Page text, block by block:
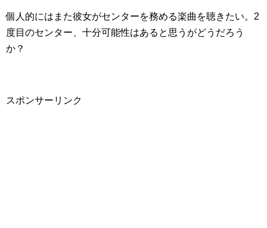
個人的にはまた彼女がセンターを務める楽曲を聴きたい。2
度目のセンター、十分可能性はあると思うがどうだろう
か？
スポンサーリンク